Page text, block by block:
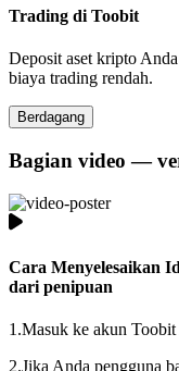
Trading di Toobit
Deposit aset kripto
biaya trading rendah.
Berdagang
Bagian video —
Cara Menyelesaikan
dari penipuan
1.Masuk ke akun Toobit
2.Jika Anda pengguna